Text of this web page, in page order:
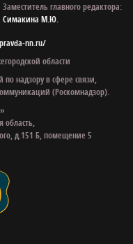
Заместитель главного редактора:
Симакина М.Ю.
nn.ru/
области
надзору в сфере связи,
(Роскомнадзор).
область,
д.151 Б, помещение 5